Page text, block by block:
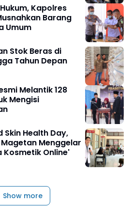
Kapolres
Barang
Umum
Stok Beras di
Tahun Depan
Melantik 128
Mengisi
Health Day,
Magetan Menggelar
Kosmetik Online'
Show more